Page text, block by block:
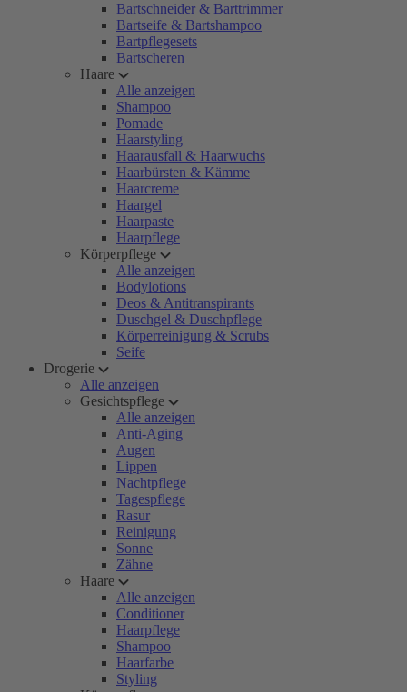
Bartschneider & Barttrimmer
Bartseife & Bartshampoo
Bartpflegesets
Bartscheren
Haare
Alle anzeigen
Shampoo
Pomade
Haarstyling
Haarausfall & Haarwuchs
Haarbürsten & Kämme
Haarcreme
Haargel
Haarpaste
Haarpflege
Körperpflege
Alle anzeigen
Bodylotions
Deos & Antitranspirants
Duschgel & Duschpflege
Körperreinigung & Scrubs
Seife
Drogerie
Alle anzeigen
Gesichtspflege
Alle anzeigen
Anti-Aging
Augen
Lippen
Nachtpflege
Tagespflege
Rasur
Reinigung
Sonne
Zähne
Haare
Alle anzeigen
Conditioner
Haarpflege
Shampoo
Haarfarbe
Styling